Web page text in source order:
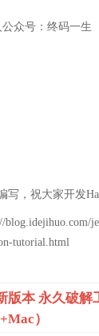
公众号：终码一生
，祝大家开发
tutorial.html
版本 永久破解
）